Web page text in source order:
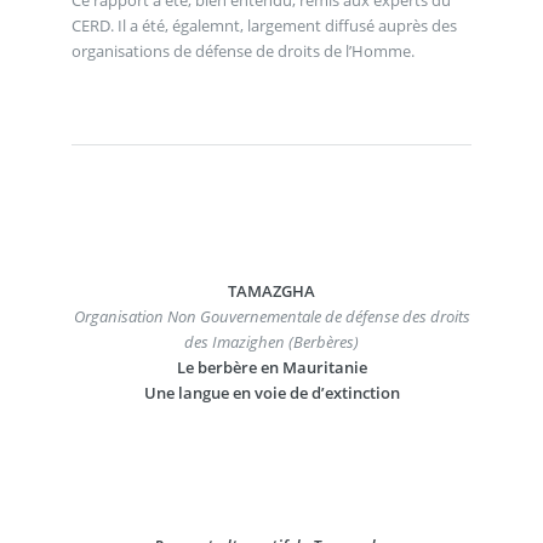
CERD. Il a été, égalemnt, largement diffusé auprès des
organisations de défense de droits de l’Homme.
TAMAZGHA
Organisation Non Gouvernementale de défense des droits
des Imazighen (Berbères)
Le berbère en Mauritanie
Une langue en voie de d’extinction